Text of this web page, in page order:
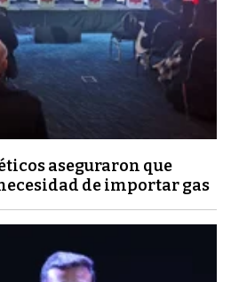
aseguraron que
de importar gas